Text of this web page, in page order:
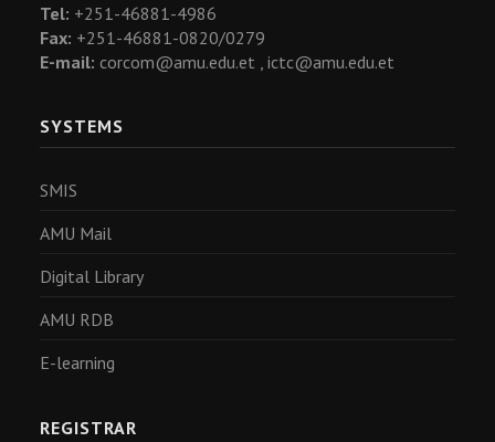
Tel: +251-46881-4986
Fax: +251-46881-0820/0279
E-mail: corcom@amu.edu.et , ictc@amu.edu.et
SYSTEMS
SMIS
AMU Mail
Digital Library
AMU RDB
E-learning
REGISTRAR